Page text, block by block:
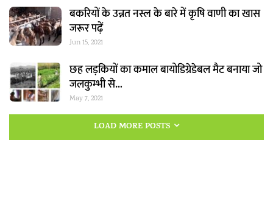
बकरियों के उन्नत नस्ल के बारे में कृषि वाणी का खास
जरूर पढ़ें
Jun 15, 2021
छह लड़कियों का कमाल बायोडिग्रेडेबल मैट बनाया जो
जलकुम्भी से…
May 7, 2021
LOAD MORE POSTS